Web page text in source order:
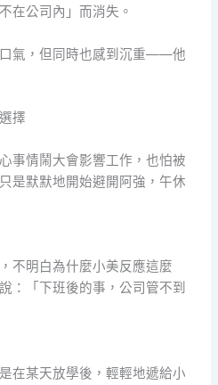
在公司內」而消失。
口氣，但同時也感到沉重——他
擇
事情鬧大會影響工作，也怕被
是默默地開始避開阿強，午休
不明白為什麼小美反應這麼
：「下班後的事，公司管不到
在某天放學後，輕輕地遞給小